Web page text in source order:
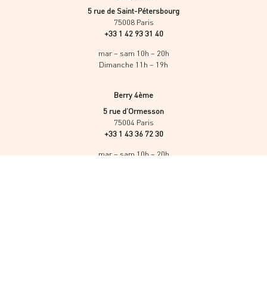
5 rue de Saint-Pétersbourg
75008 Paris
+33 1 42 93 31 40
mar – sam 10h – 20h
Dimanche 11h – 19h
Berry 4ème
5 rue d’Ormesson
75004 Paris
+33 1 43 36 72 30
mar – sam 10h – 20h